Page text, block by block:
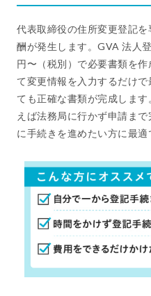
代表取締役の住所変更登記
酬が発生します。GVA 法人
円〜（税別）で必要書類を
て変更情報を入力するだけ
ても正確な書類が完成しま
えば法務局に行かず申請ま
に手続きを進めたい方に最適